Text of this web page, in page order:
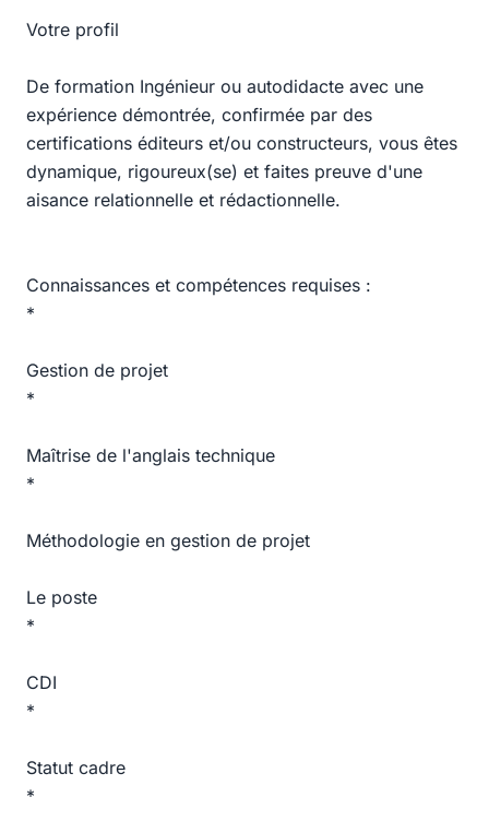
Votre profil
De formation Ingénieur ou autodidacte avec une
expérience démontrée, confirmée par des
certifications éditeurs et/ou constructeurs, vous êtes
dynamique, rigoureux(se) et faites preuve d'une
aisance relationnelle et rédactionnelle.
Connaissances et compétences requises :
*
Gestion de projet
*
Maîtrise de l'anglais technique
*
Méthodologie en gestion de projet
Le poste
*
CDI
*
Statut cadre
*